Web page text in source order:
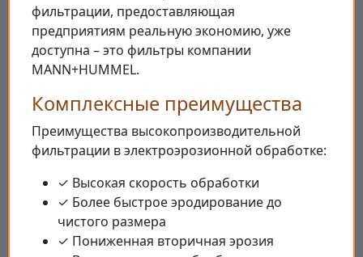
фильтрации, предоставляющая
предприятиям реальную экономию, уже
доступна – это фильтры компании
MANN+HUMMEL.
Комплексные преимущества
Преимущества высокопроизводительной
фильтрации в электроэрозионной обработке:
✓ Высокая скорость обработки
✓ Более быстрое эродирование до
чистого размера
✓ Пониженная вторичная эрозия